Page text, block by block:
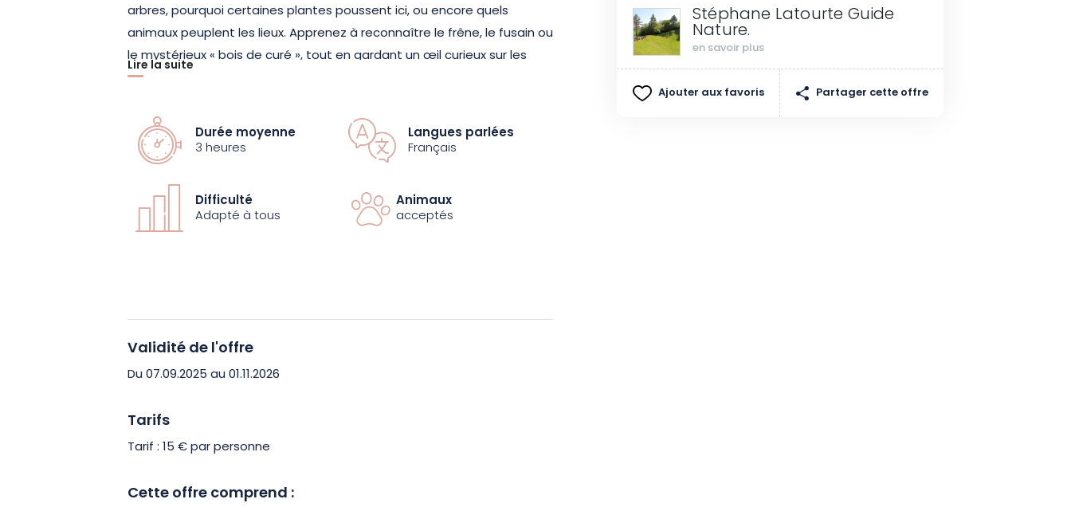
arbres, pourquoi certaines plantes poussent ici, ou encore quels
animaux peuplent les lieux. Apprenez à reconnaître le frêne, le fusain ou
le mystérieux « bois de curé », tout en gardant un œil curieux sur les
indices de présence du chevreuil ou de la mésange charbonnière.
Mais cette immersion ne se limite pas à la nature. Votre guide vous
dévoilera les traces du passé enfouies dans le paysage : une ancienne
carrière, un cimetière du choléra, ou encore les vergers et haies qui
témoignent d’une vie rurale riche et discrète. Une balade ponctuée
d’anecdotes locales, entre biodiversité et patrimoine méconnu
Lire la suite
Durée moyenne
3 heures
Langues parlées
Français
Difficulté
Adapté à tous
Animaux
acceptés
Validité de l'offre
Du 07.09.2025 au 01.11.2026
Tarifs
Tarif : 15 € par personne
Cette offre comprend :
Stéphane Latourte Guide
Nature.
en savoir plus
Ajouter aux favoris Partager cette offre